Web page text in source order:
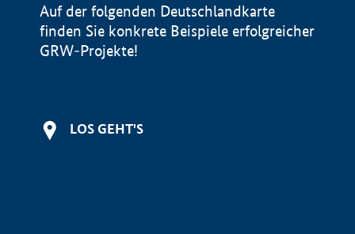
Auf der folgenden Deutschlandkarte
finden Sie konkrete Beispiele erfolgreicher
GRW-Projekte!
LOS GEHT'S